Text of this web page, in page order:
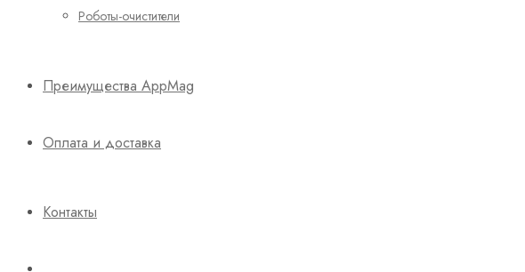
Роботы-очистители
Преимущества AppMag
Оплата и доставка
Контакты